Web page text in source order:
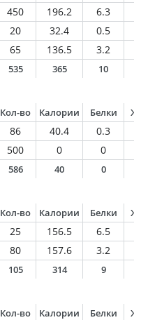
450 196.2 6.3
20 32.4 0.5
65 136.5 3.2
535 365 10
Кол-во Калории Белки
86 40.4 0.3
500 0 0
586 40 0
Кол-во Калории Белки
25 156.5 6.5
80 157.6 3.2
105 314 9
Кол-во Калории Белки